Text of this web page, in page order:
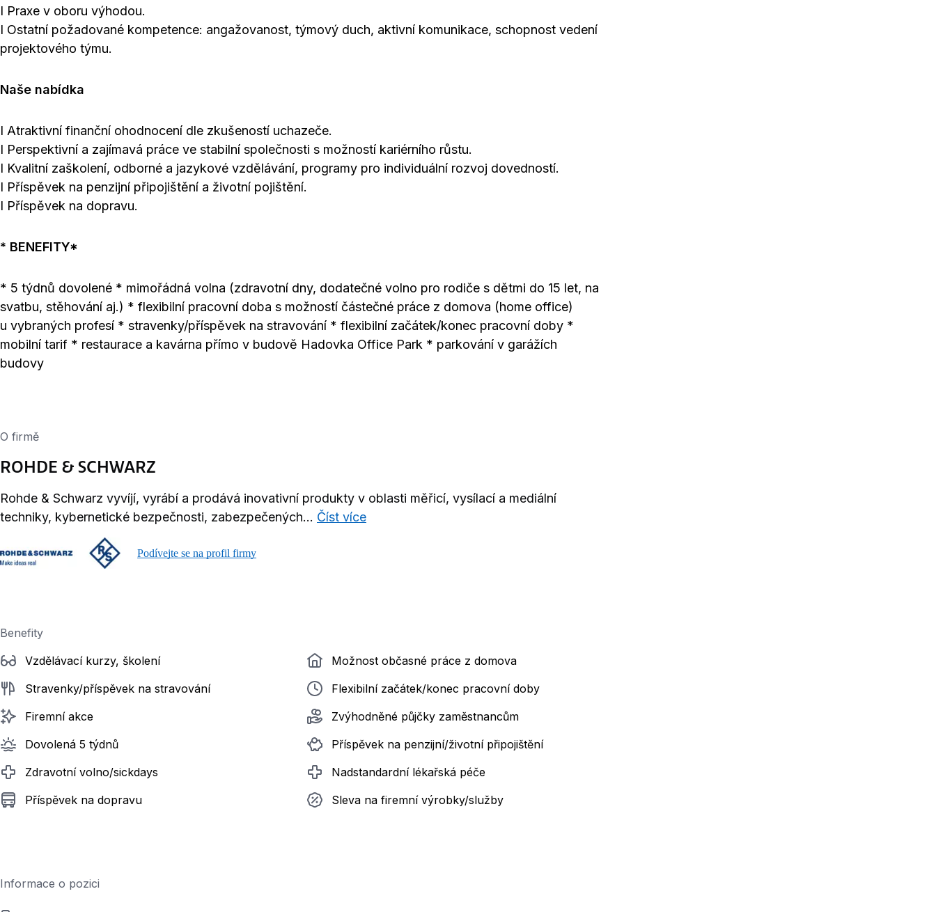
I Praxe v oboru výhodou.
I Ostatní požadované kompetence: angažovanost, týmový duch, aktivní komunikace, schopnost vedení
projektového týmu.
Naše nabídka
I Atraktivní finanční ohodnocení dle zkušeností uchazeče.
I Perspektivní a zajímavá práce ve stabilní společnosti s možností kariérního růstu.
I Kvalitní zaškolení, odborné a jazykové vzdělávání, programy pro individuální rozvoj dovedností.
I Příspěvek na penzijní připojištění a životní pojištění.
I Příspěvek na dopravu.
* BENEFITY*
* 5 týdnů dovolené * mimořádná volna (zdravotní dny, dodatečné volno pro rodiče s dětmi do 15 let, na
svatbu, stěhování aj.) * flexibilní pracovní doba s možností částečné práce z domova (home office)
u vybraných profesí * stravenky/příspěvek na stravování * flexibilní začátek/konec pracovní doby *
mobilní tarif * restaurace a kavárna přímo v budově Hadovka Office Park * parkování v garážích
budovy
O firmě
ROHDE & SCHWARZ
Rohde & Schwarz vyvíjí, vyrábí a prodává inovativní produkty v oblasti měřicí, vysílací a mediální
techniky, kybernetické bezpečnosti, zabezpečených... Číst více
Podívejte se na profil firmy
Benefity
Vzdělávací kurzy, školení
Stravenky/příspěvek na stravování
Firemní akce
Dovolená 5 týdnů
Zdravotní volno/sickdays
Příspěvek na dopravu
Možnost občasné práce z domova
Flexibilní začátek/konec pracovní doby
Zvýhodněné půjčky zaměstnancům
Příspěvek na penzijní/životní připojištění
Nadstandardní lékařská péče
Sleva na firemní výrobky/služby
Informace o pozici